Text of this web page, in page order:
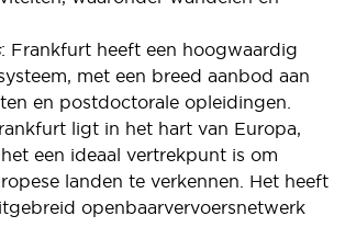
: Frankfurt heeft een hoogwaardig
met een breed aanbod aan
en postdoctorale opleidingen.
ligt in het hart van Europa,
een ideaal vertrekpunt is om
landen te verkennen. Het heeft
openbaarvervoersnetwerk